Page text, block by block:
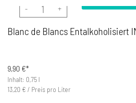
Blanc de Blancs Entalkoholisiert I´M NOT
Blanc de Blancs Entalkoholisiert
9,90 €*
Inhalt: 0,75 l
13,20 € / Preis pro Liter